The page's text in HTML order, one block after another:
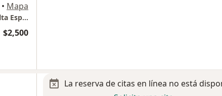
• Mapa
Centro Médico Hospital Christus Muguerza Alta Especialidad Consultorio 305
$2,500
La reserva de citas en línea no está